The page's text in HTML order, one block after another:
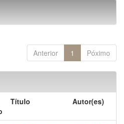
Anterior 1 Póximo
Título Autor(es)